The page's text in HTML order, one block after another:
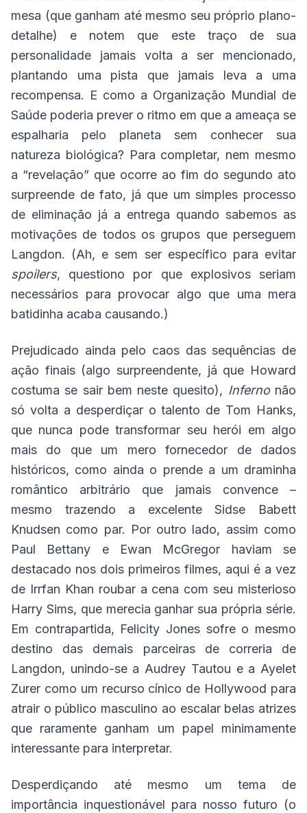
mesa (que ganham até mesmo seu próprio plano-
detalhe) e notem que este traço de sua
personalidade jamais volta a ser mencionado,
plantando uma pista que jamais leva a uma
recompensa. E como a Organização Mundial de
Saúde poderia prever o ritmo em que a ameaça se
espalharia pelo planeta sem conhecer sua
natureza biológica? Para completar, nem mesmo
a “revelação” que ocorre ao fim do segundo ato
surpreende de fato, já que um simples processo
de eliminação já a entrega quando sabemos as
motivações de todos os grupos que perseguem
Langdon. (Ah, e sem ser específico para evitar
spoilers, questiono por que explosivos seriam
necessários para provocar algo que uma mera
batidinha acaba causando.)
Prejudicado ainda pelo caos das sequências de
ação finais (algo surpreendente, já que Howard
costuma se sair bem neste quesito), Infernonão
só volta a desperdiçar o talento de Tom Hanks,
que nunca pode transformar seu herói em algo
mais do que um mero fornecedor de dados
históricos, como ainda o prende a um draminha
romântico arbitrário que jamais convence –
mesmo trazendo a excelente Sidse Babett
Knudsen como par. Por outro lado, assim como
Paul Bettany e Ewan McGregor haviam se
destacado nos dois primeiros filmes, aqui é a vez
de Irrfan Khan roubar a cena com seu misterioso
Harry Sims, que merecia ganhar sua própria série.
Em contrapartida, Felicity Jones sofre o mesmo
destino das demais parceiras de correria de
Langdon, unindo-se a Audrey Tautou e a Ayelet
Zurer como um recurso cínico de Hollywood para
atrair o público masculino ao escalar belas atrizes
que raramente ganham um papel minimamente
interessante para interpretar.
Desperdiçando até mesmo um tema de
importância inquestionável para nosso futuro (o